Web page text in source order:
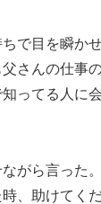
で目を瞬か
父さんの仕事
ってる人に
がら言った
、助けてく